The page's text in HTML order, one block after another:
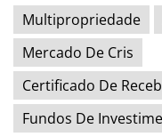
Multipropriedade
Mercado De Cris
Certificado De
Fundos De